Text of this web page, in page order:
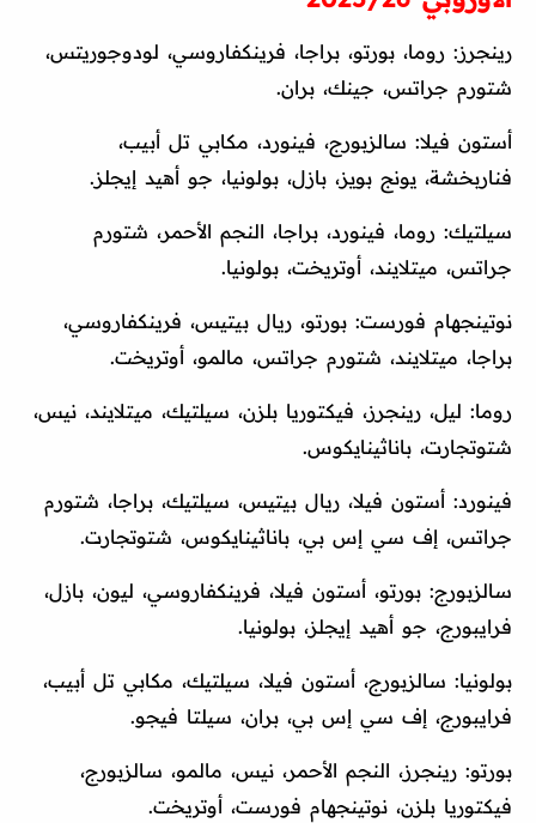
رينجرز: روما، بورتو، براجا، فرينكفاروسي، لودوجوريتس،
شتورم جراتس، جينك، بران.
أستون فيلا: سالزبورج، فينورد، مكابي تل أبيب،
فناربخشة، يونج بويز، بازل، بولونيا، جو أهيد إيجلز.
سيلتيك: روما، فينورد، براجا، النجم الأحمر، شتورم
جراتس، ميتلايند، أوتريخت، بولونيا.
نوتينجهام فورست: بورتو، ريال بيتيس، فرينكفاروسي،
براجا، ميتلايند، شتورم جراتس، مالمو، أوتريخت.
روما: ليل، رينجرز، فيكتوريا بلزن، سيلتيك، ميتلايند، نيس،
شتوتجارت، باناثينايكوس.
فينورد: أستون فيلا، ريال بيتيس، سيلتيك، براجا، شتورم
جراتس، إف سي إس بي، باناثينايكوس، شتوتجارت.
سالزبورج: بورتو، أستون فيلا، فرينكفاروسي، ليون، بازل،
فرايبورج، جو أهيد إيجلز، بولونيا.
بولونيا: سالزبورج، أستون فيلا، سيلتيك، مكابي تل أبيب،
فرايبورج، إف سي إس بي، بران، سيلتا فيجو.
بورتو: رينجرز، النجم الأحمر، نيس، مالمو، سالزبورج،
فيكتوريا بلزن، نوتينجهام فورست، أوتريخت.